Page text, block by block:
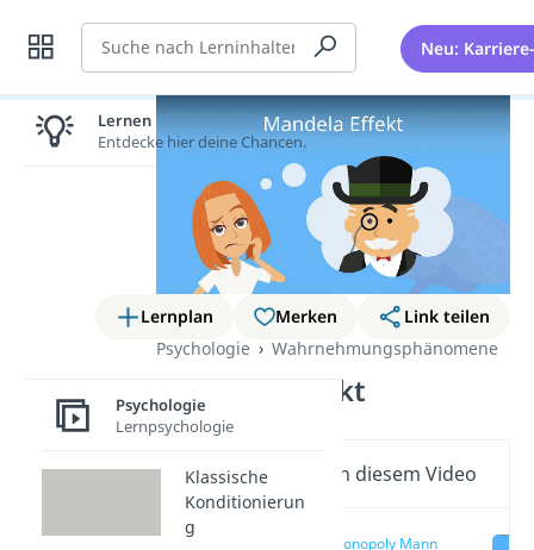
Suche Neu:
Lernplan Merken
Link teilen
Psychologie
Wahrnehmungsphänomene
Mandela Effekt
Wichtige Inhalte in diesem Video
Der Monopoly Mann
Lernen lohnt sich!
Entdecke hier deine Chancen.
Psychologie
Lernpsychologie
Klassische
Konditionierun
g